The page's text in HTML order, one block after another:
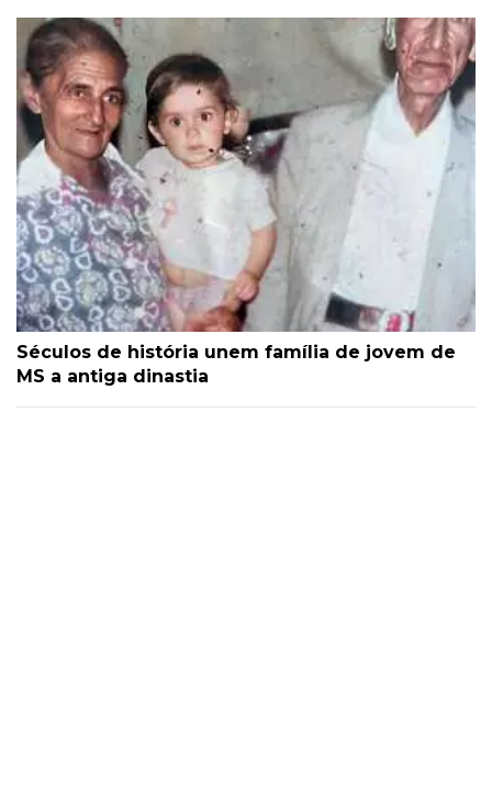
Séculos de história unem família de jovem de
MS a antiga dinastia